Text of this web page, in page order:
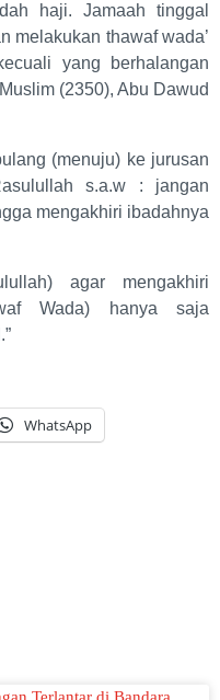
haji. Jamaah tinggal
melakukan thawaf wada’
yang berhalangan
(2350), Abu Dawud
(menuju) ke jurusan
s.a.w : jangan
mengakhiri ibadahnya
agar mengakhiri
Wada) hanya saja
WhatsApp